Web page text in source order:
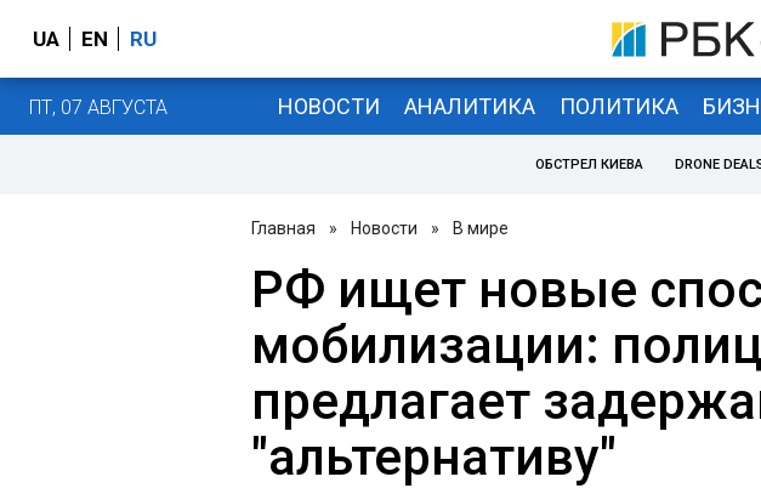
UA EN RU
ПТ, 07 АВГУСТА НОВОСТИ АНАЛИТИКА ПОЛИТИКА
ОБСТРЕЛ КИЕВА DRONE
Главная » Новости » В мире
РФ ищет новые
мобилизации:
предлагает
"альтернативу"